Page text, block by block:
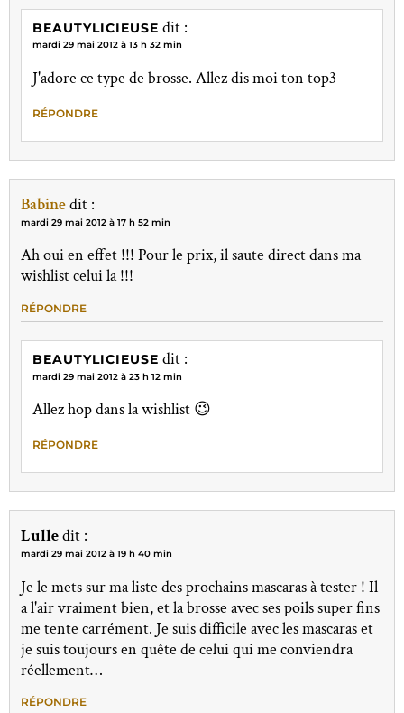
BEAUTYLICIEUSE dit :
mardi 29 mai 2012 à 13 h 32 min
J'adore ce type de brosse. Allez dis moi ton top3
RÉPONDRE
Babinedit :
mardi 29 mai 2012 à 17 h 52 min
Ah oui en effet !!! Pour le prix, il saute direct dans ma
wishlist celui la !!!
RÉPONDRE
BEAUTYLICIEUSE dit :
mardi 29 mai 2012 à 23 h 12 min
Allez hop dans la wishlist 😉
RÉPONDRE
Lulledit :
mardi 29 mai 2012 à 19 h 40 min
Je le mets sur ma liste des prochains mascaras à tester ! Il
a l'air vraiment bien, et la brosse avec ses poils super fins
me tente carrément. Je suis difficile avec les mascaras et
je suis toujours en quête de celui qui me conviendra
réellement…
RÉPONDRE